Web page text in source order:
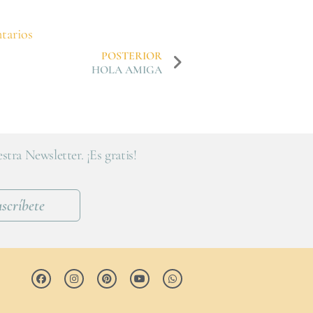
POSTERIOR
HOLA AMIGA
Newsletter. ¡Es gratis!